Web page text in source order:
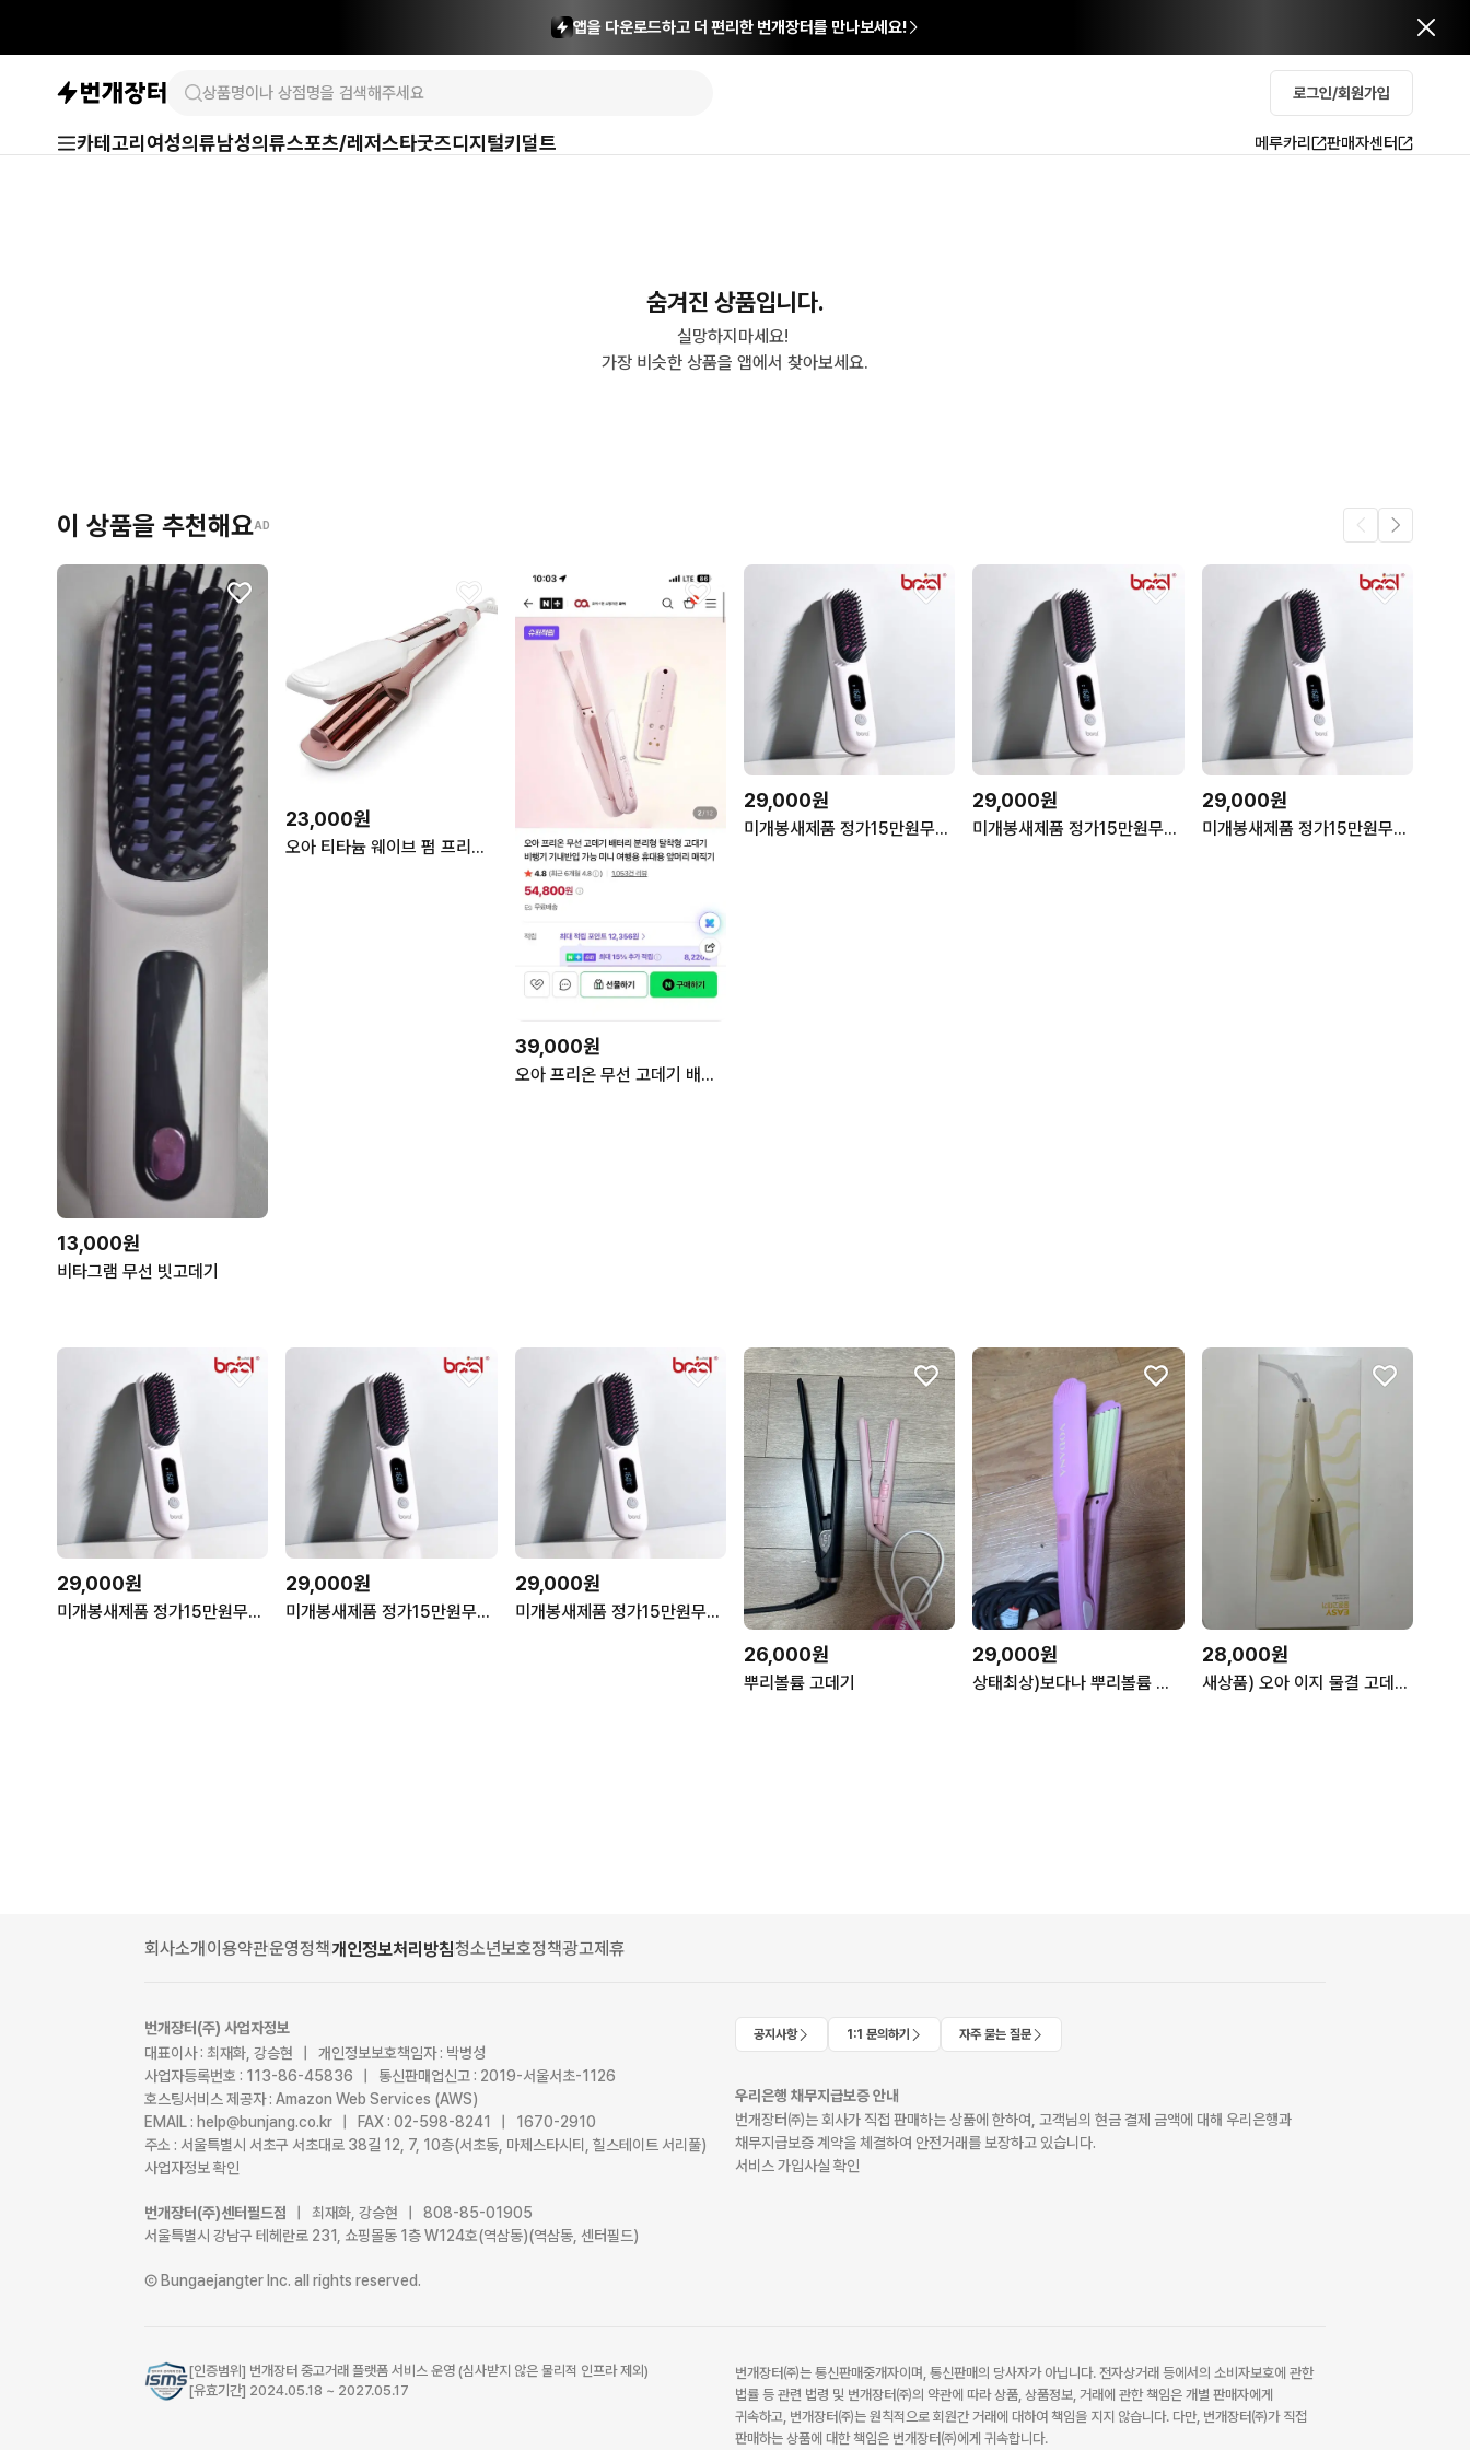
앱을 다운로드하고 더 편리한 번개장터를 만나보세요!
로그인/회원가입
카테고리 여성의류남성의류스포츠/레저스타굿즈디지털키덜트 메루카리 판매자센터
숨겨진 상품입니다.
실망하지마세요!
가장 비슷한 상품을 앱에서 찾아보세요.
이 상품을 추천해요AD
13,000원
비타그램 무선 빗고데기
23,000원
오아 티타늄 웨이브 펌 프리볼트 물결 고데기
39,000원
오아 프리온 무선 고데기 배터리 분리형 탈착형 휴대용
29,000원
미개봉새제품 정가15만원무선고데기 빗고데기파격할인!!
29,000원
미개봉새제품 정가15만원무선고데기 빗고데기파격할인!!
29,000원
미개봉새제품 정가15만원무선고데기 빗고데기파격할인!!
29,000원
미개봉새제품 정가15만원무선고데기 빗고데기파격할인!!
29,000원
미개봉새제품 정가15만원무선고데기 빗고데기파격할인!!
29,000원
미개봉새제품 정가15만원무선고데기 빗고데기파격할인!!
26,000원
뿌리볼륨 고데기
29,000원
상태최상)보다나 뿌리볼륨 나이아가라 고데기
28,000원
새상품) 오아 이지 물결 고데기 베이지
회사소개이용약관운영정책개인정보처리방침청소년보호정책광고제휴
번개장터(주) 사업자정보
대표이사 : 최재화, 강승현 | 개인정보보호책임자 : 박병성
사업자등록번호 : 113-86-45836 | 통신판매업신고 : 2019-서울서초-1126
호스팅서비스 제공자 : Amazon Web Services (AWS)
EMAIL : help@bunjang.co.kr | FAX : 02-598-8241 | 1670-2910
주소 : 서울특별시 서초구 서초대로 38길 12, 7, 10층(서초동, 마제스타시티, 힐스테이트 서리풀)
사업자정보 확인
번개장터(주)센터필드점
| 최재화, 강승현 | 808-85-01905
서울특별시 강남구 테헤란로 231, 쇼핑몰동 1층 W124호(역삼동)(역삼동, 센터필드)
Ⓒ Bungaejangter Inc. all rights reserved.
공지사항 1:1 문의하기 자주 묻는 질문
우리은행 채무지급보증 안내
번개장터㈜는 회사가 직접 판매하는 상품에 한하여, 고객님의 현금 결제 금액에 대해 우리은행과
채무지급보증 계약을 체결하여 안전거래를 보장하고 있습니다.
서비스 가입사실 확인
[인증범위] 번개장터 중고거래 플랫폼 서비스 운영 (심사받지 않은 물리적 인프라 제외)
[유효기간] 2024.05.18 ~ 2027.05.17
번개장터㈜는 통신판매중개자이며, 통신판매의 당사자가 아닙니다. 전자상거래 등에서의 소비자보호에 관한
법률 등 관련 법령 및 번개장터㈜의 약관에 따라 상품, 상품정보, 거래에 관한 책임은 개별 판매자에게
귀속하고, 번개장터㈜는 원칙적으로 회원간 거래에 대하여 책임을 지지 않습니다. 다만, 번개장터㈜가 직접
판매하는 상품에 대한 책임은 번개장터㈜에게 귀속합니다.